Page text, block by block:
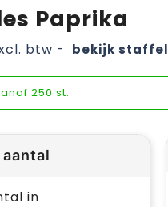
Paprika
btw - bekijk staffel
250 st.
in